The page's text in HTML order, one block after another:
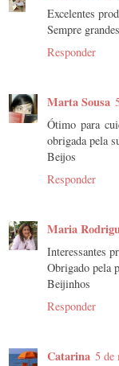
Excelentes
Sempre
Responder
Marta Sousa
Ótimo para
obrigada pela
Beijos
Responder
Maria
Interessantes
Obrigado pela
Beijinhos
Responder
Catarina 5 de